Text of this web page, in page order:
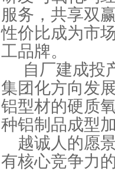
服务，共享双
性价比成为市
工品牌。
自厂建成投
集团化方向发
铝型材的硬质
种铝制品成型
越诚人的愿
有核心竞争力